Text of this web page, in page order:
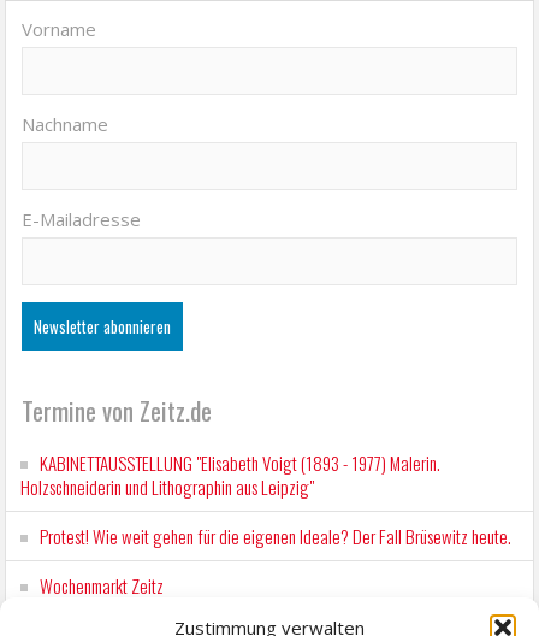
Zustimmung verwalten
Vorname
Nachname
E-Mailadresse
Termine von Zeitz.de
KABINETTAUSSTELLUNG "Elisabeth Voigt (1893 - 1977) Malerin.
Holzschneiderin und Lithographin aus Leipzig"
Protest! Wie weit gehen für die eigenen Ideale? Der Fall Brüsewitz heute.
Wochenmarkt Zeitz